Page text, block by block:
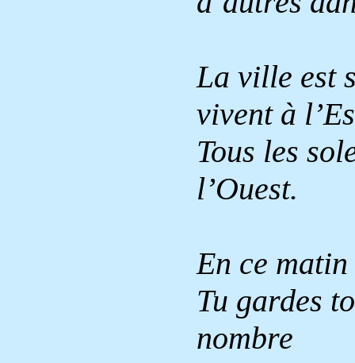
La ville est
vivent à
Tous les
l’Ouest.
En ce
Tu gardes
nombre